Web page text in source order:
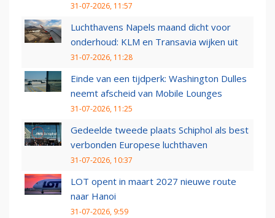
31-07-2026, 11:57
Luchthavens Napels maand dicht voor
onderhoud: KLM en Transavia wijken uit
31-07-2026, 11:28
Einde van een tijdperk: Washington Dulles
neemt afscheid van Mobile Lounges
31-07-2026, 11:25
Gedeelde tweede plaats Schiphol als best
verbonden Europese luchthaven
31-07-2026, 10:37
LOT opent in maart 2027 nieuwe route
naar Hanoi
31-07-2026, 9:59